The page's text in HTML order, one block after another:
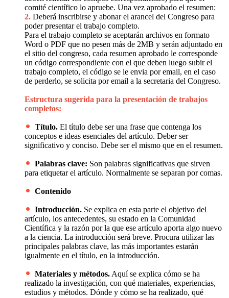
comité científico lo apruebe. Una vez aprobado el resumen:
2. Deberá inscribirse y abonar el arancel del Congreso para
poder presentar el trabajo completo.
Para el trabajo completo se aceptarán archivos en formato
Word o PDF que no pesen más de 2MB y serán adjuntado en
el sitio del congreso, cada resumen aprobado le corresponde
un código correspondiente con el que deben luego subir el
trabajo completo, el código se le envia por email, en el caso
de perderlo, se solicita por email a la secretaria del Congreso.
Estructura sugerida para la presentación de trabajos
completos:
Título. El título debe ser una frase que contenga los
conceptos e ideas esenciales del artículo. Deber ser
significativo y conciso. Debe ser el mismo que en el resumen.
Palabras clave: Son palabras significativas que sirven
para etiquetar el artículo. Normalmente se separan por comas.
Contenido
Introducción. Se explica en esta parte el objetivo del
artículo, los antecedentes, su estado en la Comunidad
Científica y la razón por la que ese artículo aporta algo nuevo
a la ciencia. La introducción será breve. Procura utilizar las
principales palabras clave, las más importantes estarán
igualmente en el título, en la introducción.
Materiales y métodos. Aquí se explica cómo se ha
realizado la investigación, con qué materiales, experiencias,
estudios y métodos. Dónde y cómo se ha realizado, qué